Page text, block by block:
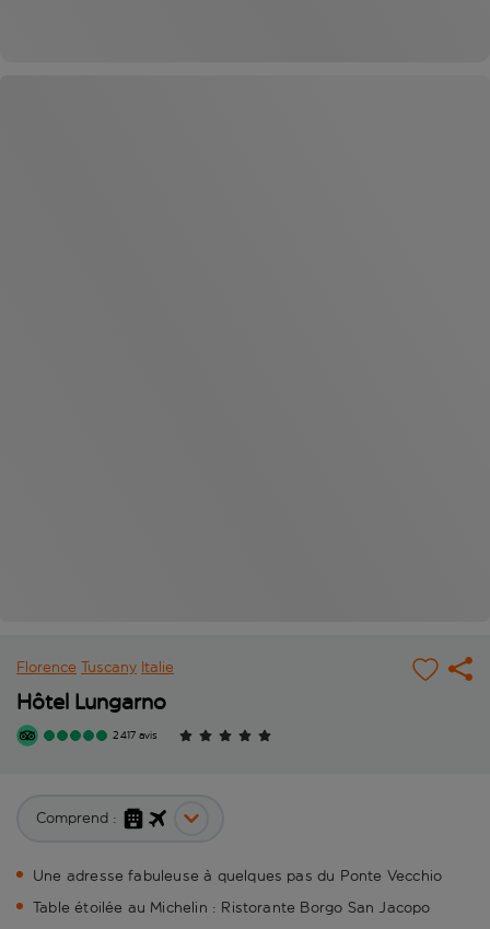
Florence Tuscany Italie
Hôtel Lungarno
2 417 avis
Comprend :
Une adresse fabuleuse à quelques pas du Ponte Vecchio
Table étoilée au Michelin : Ristorante Borgo San Jacopo